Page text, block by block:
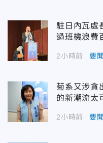
駐日內瓦
過班機浪費
2小時前 要聞
菊系又涉貪
的新潮流太
2小時前 要聞